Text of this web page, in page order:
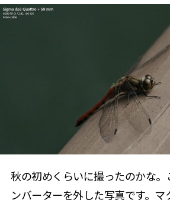
秋の初めくらいに撮ったのかな
ンバーターを外した写真です。